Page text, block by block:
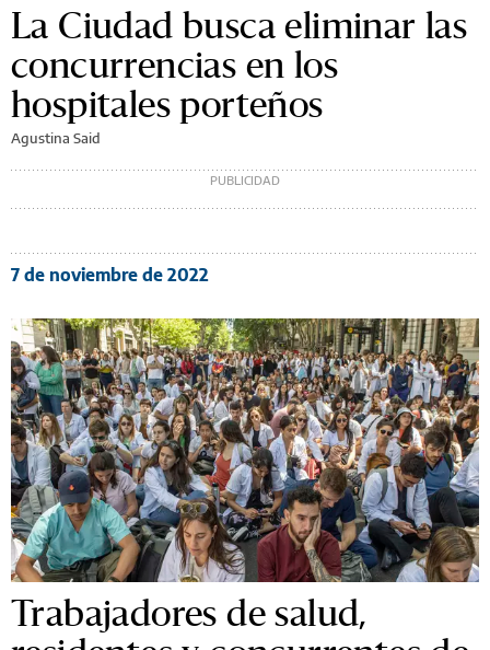
La Ciudad busca eliminar las
concurrencias en los
hospitales porteños
Agustina Said
7 de noviembre de 2022
Trabajadores de salud,